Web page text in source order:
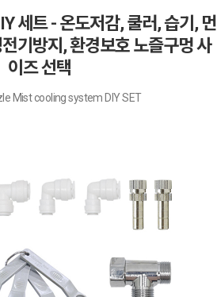
세트 - 온도저감, 쿨러, 습기, 먼
기방지, 환경보호 노즐구멍 사
이즈 선택
Mist cooling system DIY SET